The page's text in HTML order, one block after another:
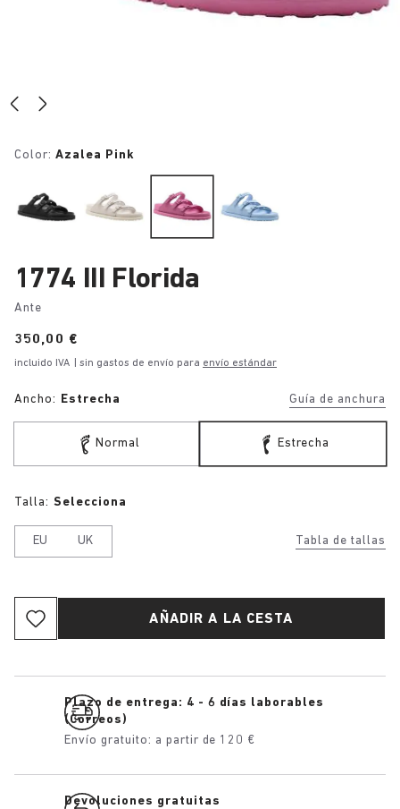
Color: Azalea Pink
1774 III Florida
Ante
Price:
350,00 €
incluido IVA | sin gastos de envío para envío estándar
Ancho: Estrecha Guía de anchura
Normal Estrecha
Tabla de tallas
Talla: Selecciona
EU UK
AÑADIR A LA CESTA
Plazo de entrega: 4 - 6 días laborables
(Correos)
Envío gratuito: a partir de 120 €
Devoluciones gratuitas